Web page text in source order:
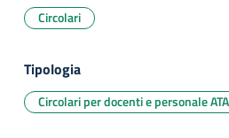
Circolari
Tipologia
Circolari per docenti e personale ATA